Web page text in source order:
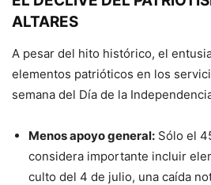
ALTARES
A pesar del hito histórico, el
elementos patrióticos en los
semana del Día de la
Menos apoyo general: Sólo el
considera importante incluir
culto del 4 de julio, una caída